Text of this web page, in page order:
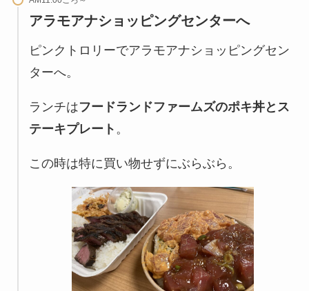
アラモアナショッピングセンターへ
ピンクトロリーでアラモアナショッピングセン
ターへ。
ランチはフードランドファームズのポキ丼とス
テーキプレート 。
この時は特に買い物せずにぶらぶら。